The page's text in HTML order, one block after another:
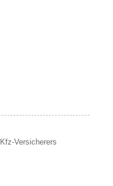
Versicherers